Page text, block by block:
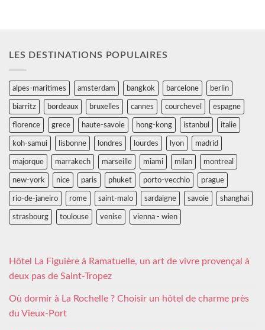
LES DESTINATIONS POPULAIRES
alpes-maritimes amsterdam bangkok barcelone berlin
biarritz bordeaux bruxelles cannes courchevel espagne
florence grece haute-savoie hong-kong istanbul italie
koh-samui lisbonne londres lourdes lyon madrid
majorque marrakech marseille miami milan montreal
new-york nice paris phuket porto-vecchio prague
rio-de-janeiro rome saint-malo sardaigne savoie shanghai
strasbourg toulouse venise vienna - wien
Hôtel La Figuière à Ramatuelle, un art de vivre provençal à
deux pas de Saint-Tropez
Où dormir à La Rochelle ? Choisir un hôtel de charme près
du Vieux-Port